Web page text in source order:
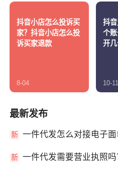
抖音小店怎么投诉买
家？抖音小店怎么投
诉买家退款
8-04
抖
个
开
10-11
最新发布
新
新